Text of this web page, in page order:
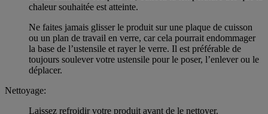
chaleur souhaitée est atteinte.
Ne faites jamais glisser le produit sur une plaque de cuisson
ou un plan de travail en verre, car cela pourrait endommager
la base de l’ustensile et rayer le verre. Il est préférable de
toujours soulever votre ustensile pour le poser, l’enlever ou le
déplacer.
Nettoyage:
Laissez refroidir votre produit avant de le nettoyer.